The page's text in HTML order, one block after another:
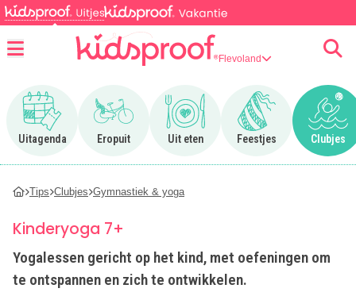
Flevoland
Uitagenda
Ga naar Uitagenda
Eropuit
Ga naar Eropuit
Uit eten
Ga naar Uit eten
Feestjes
Ga naar Feestjes
Clubjes
Ga
Tips Clubjes Gymnastiek & yoga
Kinderyoga 7+
Yogalessen gericht op het kind, met oefeningen om
te ontspannen en zich te ontwikkelen.